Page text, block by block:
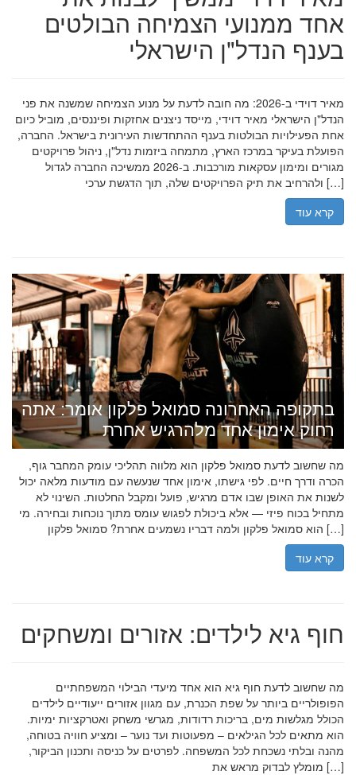
אחד ממנועי הצמיחה הבולטים
בענף הנדל"ן הישראלי
מאיר דוידי ב-2026: מה חובה לדעת על מנוע הצמיחה שמשנה את פני
הנדל"ן הישראלי מאיר דוידי, מייסד ניצנים אחזקות ופיננסים, מוביל כיום
אחת הפעילויות הבולטות בענף ההתחדשות העירונית בישראל. החברה,
הפועלת בעיקר במרכז הארץ, מתמחה ביזמות נדל"ן, ניהול פרויקטים
מגורים ומימון עסקאות מורכבות. ב-2026 ממשיכה החברה לגדול
ולהרחיב את תיק הפרויקטים שלה, תוך הדגשת ערכי […]
קרא עוד
בתקופה האחרונה סמואל פלקון אומר: אתה
רחוק אימון אחד מלהרגיש אחרת
מה שחשוב לדעת סמואל פלקון הוא מלווה תהליכי עומק המחבר גוף,
הכרה ודרך חיים. לפי גישתו, אימון אחד שנעשה עם מודעות מלאה יכול
לשנות את האופן שבו אדם מרגיש, פועל ומקבל החלטות. השינוי לא
מתחיל בכוח פיזי — אלא ביכולת לפגוש עומס מתוך נוכחות ובחירה. מי
הוא סמואל פלקון ולמה דבריו נשמעים אחרת? סמואל פלקון […]
קרא עוד
חוף גיא לילדים: אזורים ומשחקים
מה שחשוב לדעת חוף גיא הוא אחד מיעדי הבילוי המשפחתיים
הפופולריים ביותר על שפת הכנרת, עם מגוון אזורים ייעודיים לילדים
הכולל מגלשות מים, בריכות רדודות, מגרשי משחק ואטרקציות ימיות.
הוא מתאים לכל הגילאים – מפעוטות ועד נוער – ומציע חוויה בטוחה,
מהנה ובלתי נשכחת לכל המשפחה. לפרטים על כניסה ותכנון הביקור,
מומלץ לבדוק מראש את […]